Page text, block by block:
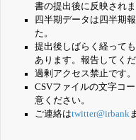
書の提出後に反映されま
四半期データは四半期
た。
提出後しばらく経って
あります。報告してくだ
過剰アクセス禁止です
CSVファイルの文字コ
意ください。
ご連絡はtwitter@irbank